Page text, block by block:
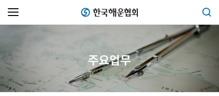
검색
한국해운협회
주요업무